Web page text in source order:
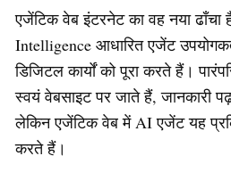
एजेंटिक वेब इंटरनेट का वह नया
Intelligence आधारित एजेंट
डिजिटल कार्यों को पूरा करते हैं।
स्वयं वेबसाइट पर जाते हैं, जानकारी
लेकिन एजेंटिक वेब में AI एजेंट यह
करते हैं।